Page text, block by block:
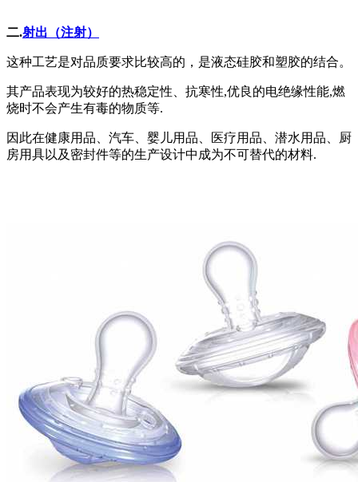
二.射出（注射）
这种工艺是对品质要求比较高的，是液态硅胶和塑胶的结合。
其产品表现为较好的热稳定性、抗寒性,优良的电绝缘性能,燃
烧时不会产生有毒的物质等.
因此在健康用品、汽车、婴儿用品、医疗用品、潜水用品、厨
房用具以及密封件等的生产设计中成为不可替代的材料.